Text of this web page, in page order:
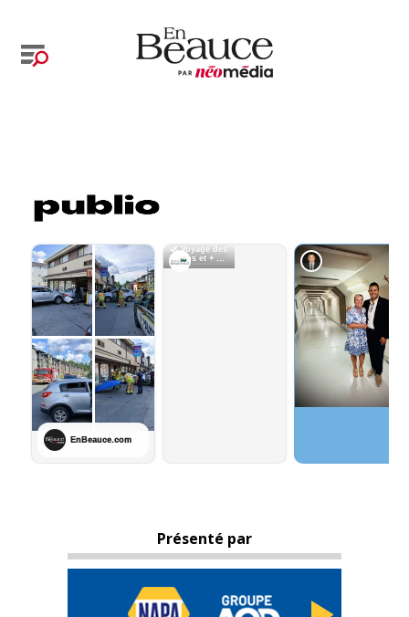
Présenté par